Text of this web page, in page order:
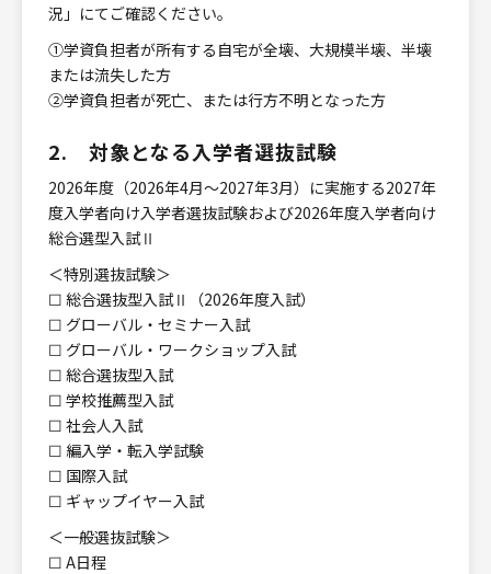
況 」にてご確認ください。
①学資負担者が所有する自宅が全壊、大規模半壊、半壊
または流失した方
②学資負担者が死亡、または行方不明となった方
2. 対象となる入学者選抜試験
2026年度（2026年4月～2027年3月）に実施する2027年
度入学者向け入学者選抜試験および2026年度入学者向け
総合選型入試Ⅱ
＜特別選抜試験＞
☐ 総合選抜型入試Ⅱ（2026年度入試）
☐ グローバル・セミナー入試
☐ グローバル・ワークショップ入試
☐ 総合選抜型入試
☐ 学校推薦型入試
☐ 社会人入試
☐ 編入学・転入学試験
☐ 国際入試
☐ ギャップイヤー入試
＜一般選抜試験＞
☐ A日程